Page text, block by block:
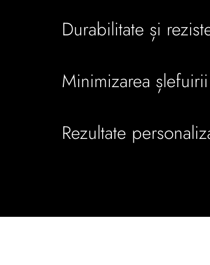
Durabilitate și
Minimizarea
Rezultate